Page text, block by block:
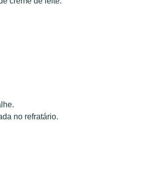
no refratário.